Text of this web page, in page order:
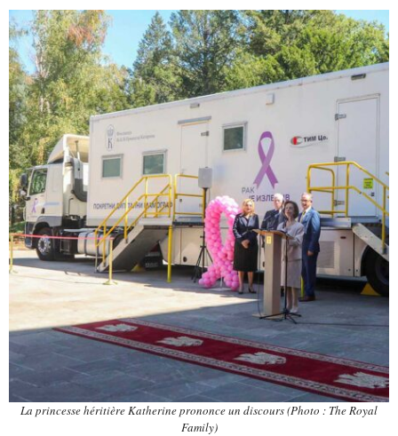
La princesse héritière Katherine prononce un discours (Photo : The Royal
Family)